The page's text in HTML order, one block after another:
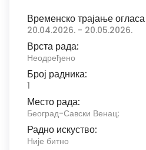
Временско трајање
20.04.2026. - 20.05.2026.
Врста рада:
Неодређено
Број радника:
1
Место рада:
Београд-Савски Венац;
Радно искуство:
Није битно